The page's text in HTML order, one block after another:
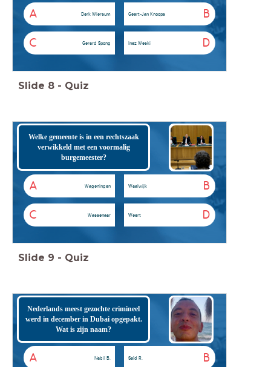
A Derk Wiersum B
Geert-Jan Knoops
C Gerard Spong D
Inez Weski
Slide 8 - Quiz
Welke gemeente is in een rechtszaak
verwikkeld met een voormalig
burgemeester?
A Wageningen B
Waalwijk
C Wassenaar D
Weert
Slide 9 - Quiz
Nederlands meest gezochte crimineel
werd in december in Dubai opgepakt.
Wat is zijn naam?
A Nabil B. B
Saïd R.